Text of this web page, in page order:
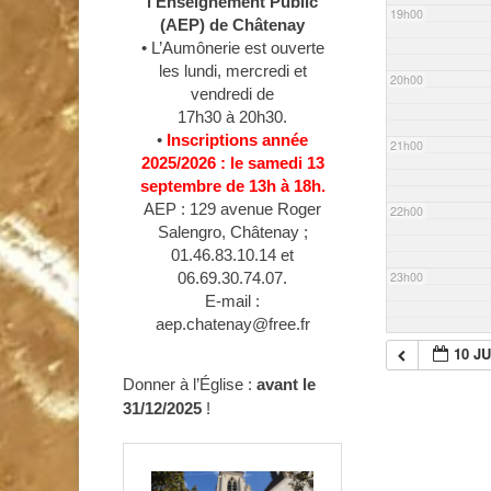
19h00
20h00
21h00
22h00
23h00
10
(AEP) de Châtenay
• L’Aumônerie est ouverte
les lundi, mercredi et
vendredi de
17h30 à 20h30.
• Inscriptions année
2025/2026 : le samedi 13
septembre de 13h à 18h.
AEP : 129 avenue Roger
Salengro, Châtenay ;
01.46.83.10.14 et
06.69.30.74.07.
E-mail :
aep.chatenay@free.fr
Donner à l’Église : avant le
31/12/2025 !